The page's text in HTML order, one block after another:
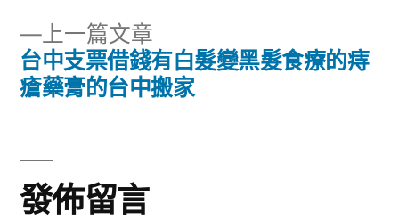
導
覽
上一篇文章
一
篇
台中支票借錢有白髮變黑髮食療的痔
瘡藥膏的台中搬家
發佈留言